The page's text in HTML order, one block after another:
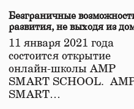
Безграничные
развития, не выходя из
11 января 2021 года
состоится открытие
онлайн-школы АМР
SMART SCHOOL.
SMART…